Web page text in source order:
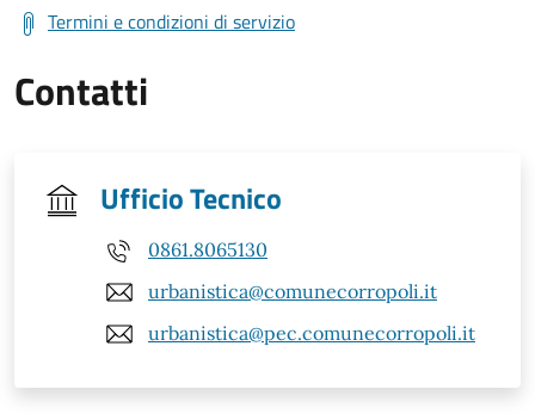
Termini e condizioni di servizio
Contatti
Ufficio Tecnico
0861.8065130
urbanistica@comunecorropoli.it
urbanistica@pec.comunecorropoli.it